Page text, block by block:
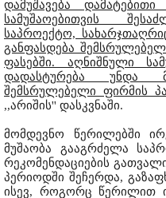
დამუშავება დამატებითი
სამუშაოებითვის
საპროექტო,
განფასდება
ფასებში. აღნიშნული
დადასტურება უნდა
შემსრულებელი ფირმის
,,არიშის'' დასკვნაში.
მომდევნო წერილებში
მუშაობა გააგრძელა
რეკომენდაციების
პერიოდში შეჩერდა,
ისევ, როგორც წერილით